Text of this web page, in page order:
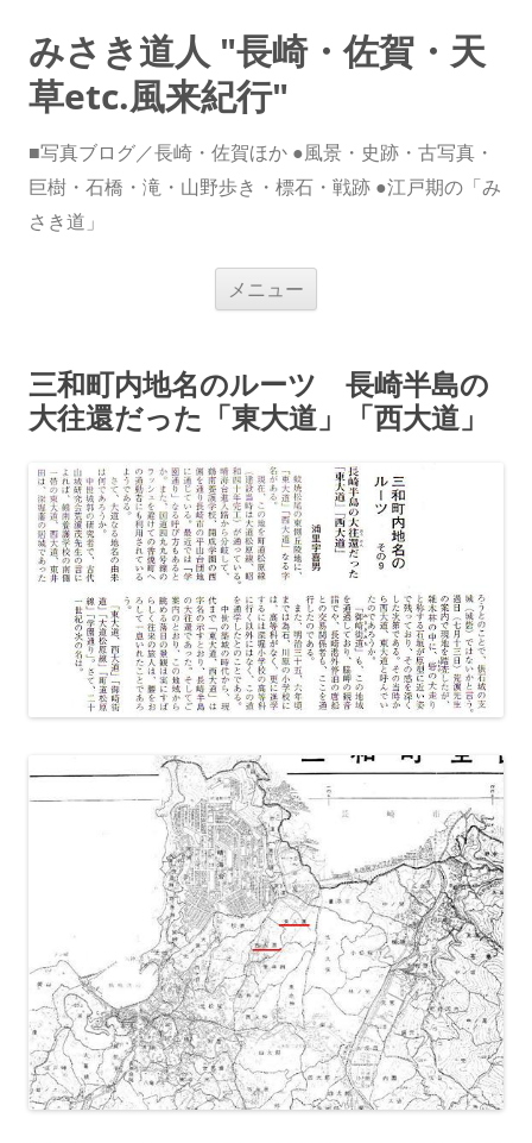
みさき道人 "長崎・佐賀・天
草etc.風来紀行"
■写真ブログ／長崎・佐賀ほか ●風景・史跡・古写真・
巨樹・石橋・滝・山野歩き・標石・戦跡 ●江戸期の「み
さき道」
メニュー
プ
三和町内地名のルーツ 長崎半島の
大往還だった「東大道」「西大道」